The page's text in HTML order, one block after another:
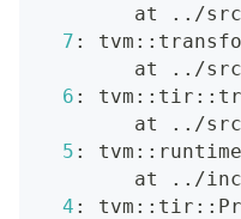
        at
.. /
7 :
        at
.. /
6 :
        at
.. /
5 :
        at
.. /
4 :